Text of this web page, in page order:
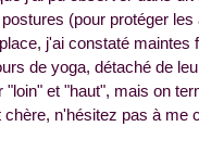
(pour protéger
j'ai constaté
de yoga, détaché de
"loin" et "haut", mais on
n'hésitez pas à me